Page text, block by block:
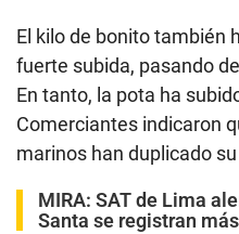
El kilo de bonito también
fuerte subida, pasando
En tanto, la pota ha
Comerciantes indicaron
marinos han duplicado
MIRA: SAT de Lima
Santa se registran